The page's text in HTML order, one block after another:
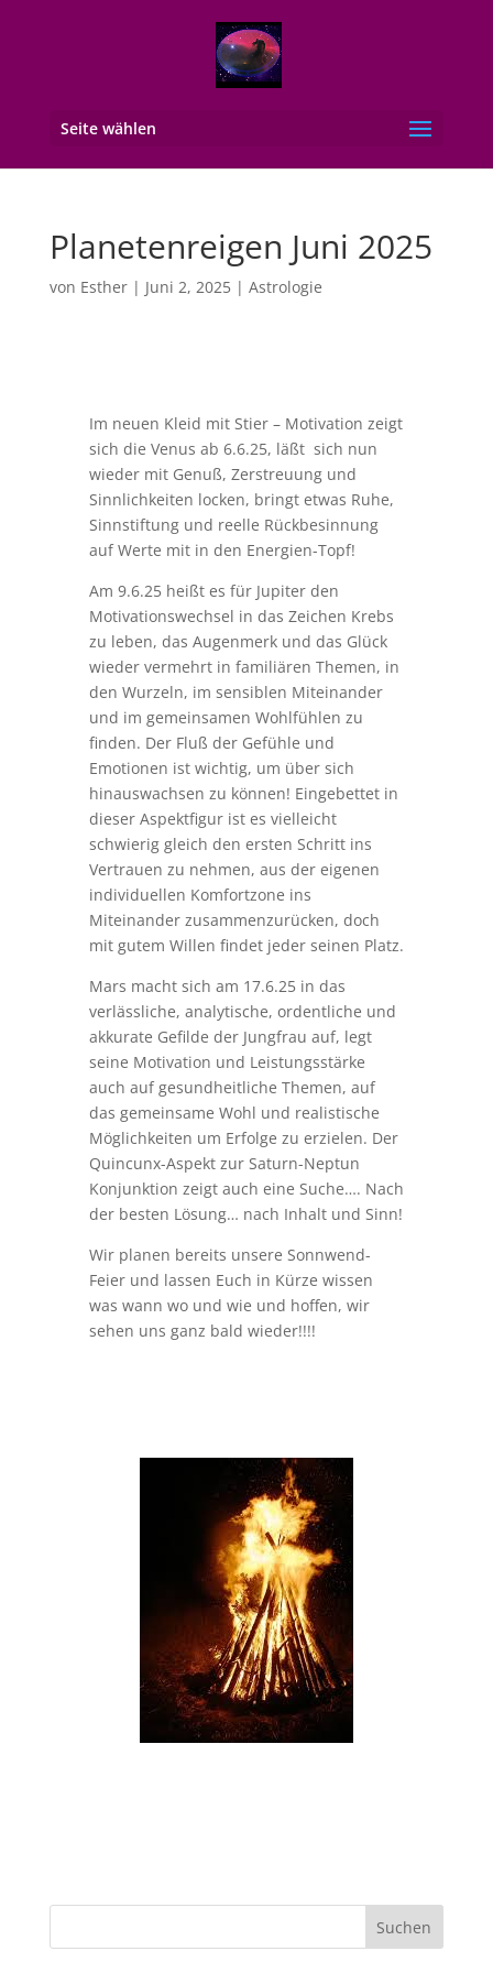
Seite wählen
Planetenreigen Juni 2025
von Esther| Juni 2, 2025| Astrologie
Im neuen Kleid mit Stier – Motivation zeigt
sich die Venus ab 6.6.25, läßt sich nun
wieder mit Genuß, Zerstreuung und
Sinnlichkeiten locken, bringt etwas Ruhe,
Sinnstiftung und reelle Rückbesinnung
auf Werte mit in den Energien-Topf!
Am 9.6.25 heißt es für Jupiter den
Motivationswechsel in das Zeichen Krebs
zu leben, das Augenmerk und das Glück
wieder vermehrt in familiären Themen, in
den Wurzeln, im sensiblen Miteinander
und im gemeinsamen Wohlfühlen zu
finden. Der Fluß der Gefühle und
Emotionen ist wichtig, um über sich
hinauswachsen zu können! Eingebettet in
dieser Aspektfigur ist es vielleicht
schwierig gleich den ersten Schritt ins
Vertrauen zu nehmen, aus der eigenen
individuellen Komfortzone ins
Miteinander zusammenzurücken, doch
mit gutem Willen findet jeder seinen Platz.
Mars macht sich am 17.6.25 in das
verlässliche, analytische, ordentliche und
akkurate Gefilde der Jungfrau auf, legt
seine Motivation und Leistungsstärke
auch auf gesundheitliche Themen, auf
das gemeinsame Wohl und realistische
Möglichkeiten um Erfolge zu erzielen. Der
Quincunx-Aspekt zur Saturn-Neptun
Konjunktion zeigt auch eine Suche…. Nach
der besten Lösung… nach Inhalt und Sinn!
Wir planen bereits unsere Sonnwend-
Feier und lassen Euch in Kürze wissen
was wann wo und wie und hoffen, wir
sehen uns ganz bald wieder!!!!